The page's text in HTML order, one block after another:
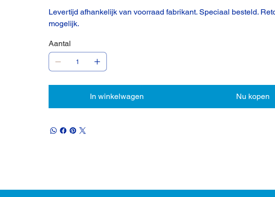
Levertijd afhankelijk van voorraad fabrikant. Speciaal besteld.
mogelijk.
Aantal
In winkelwagen Nu kopen